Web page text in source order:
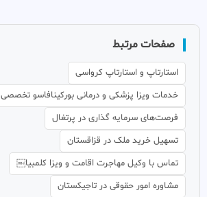
صفحات مرتبط
استارتاپ و استارتاپ کرواسی
خدمات ویزا پزشکی و درمانی بورکینافاسو تخصصی
فرصت‌های سرمایه گذاری در پرتغال
تسهیل خرید ملک در قزاقستان
تماس با وکیل مهاجرت اقامت و ویزا کلمبیا￼
مشاوره امور حقوقی در تاجیکستان